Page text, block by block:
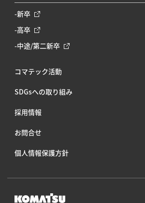
-新卒
-高卒
-中途/第二新卒
コマテック活動
SDGsへの取り組み
採⽤情報
お問合せ
個人情報保護方針